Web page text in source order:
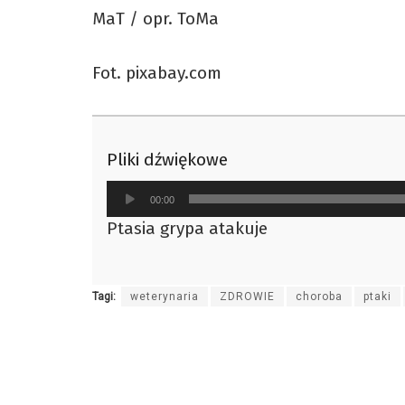
MaT / opr. ToMa
Fot. pixabay.com
Pliki dźwiękowe
Odtwarzacz
plików
dźwiękowych
00:00
Ptasia grypa atakuje
Tagi: weterynaria ZDROWIE choroba ptaki